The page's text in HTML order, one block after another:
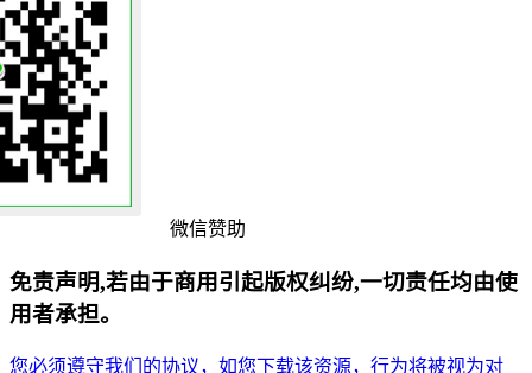
微信赞助
免责声明,若由于商用引起版权纠纷,一切责任均由使
用者承担。
您必须遵守我们的协议，如您下载该资源，行为将被视为对